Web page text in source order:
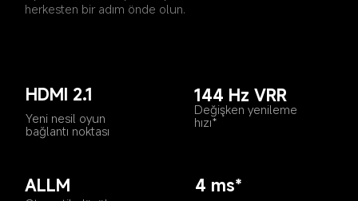
herkesten bir adım önde olun.
HDMI 2.1
Yeni nesil oyun
bağlantı noktası
144 Hz VRR
Değişken yenileme
hızı*
ALLM 4 ms*